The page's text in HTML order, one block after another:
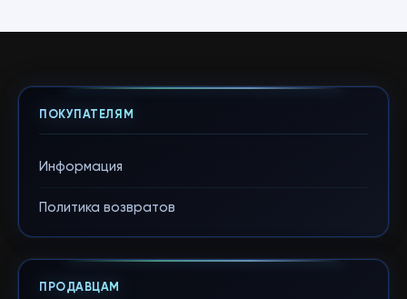
ПОКУПАТЕЛЯМ
Информация
Политика возвратов
ПРОДАВЦАМ